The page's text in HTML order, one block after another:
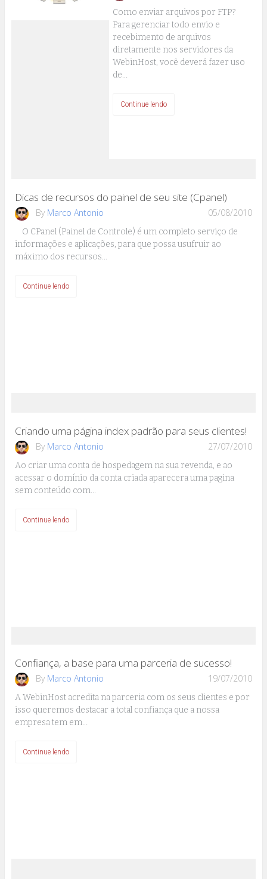
Como enviar arquivos por FTP?
Para gerenciar todo envio e
recebimento de arquivos
diretamente nos servidores da
WebinHost, você deverá fazer uso
de…
Continue lendo
Dicas de recursos do painel de seu site (Cpanel)
By Marco Antonio 05/08/2010
O CPanel (Painel de Controle) é um completo serviço de
informações e aplicações, para que possa usufruir ao
máximo dos recursos…
Continue lendo
Criando uma página index padrão para seus clientes!
By Marco Antonio 27/07/2010
Ao criar uma conta de hospedagem na sua revenda, e ao
acessar o domínio da conta criada aparecera uma pagina
sem conteúdo com…
Continue lendo
Confiança, a base para uma parceria de sucesso!
By Marco Antonio 19/07/2010
A WebinHost acredita na parceria com os seus clientes e por
isso queremos destacar a total confiança que a nossa
empresa tem em…
Continue lendo